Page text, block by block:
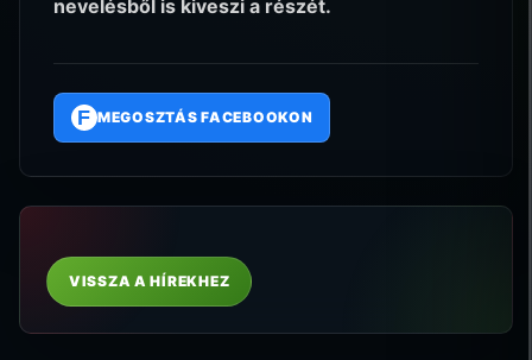
nevelésből is kiveszi a részét.
F MEGOSZTÁS FACEBOOKON
VISSZA A HÍREKHEZ